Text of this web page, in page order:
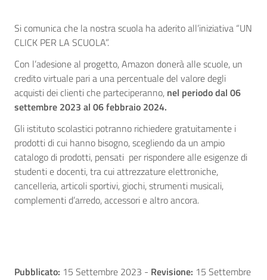
Si comunica che la nostra scuola ha aderito all’iniziativa “UN
CLICK PER LA SCUOLA”.
Con l’adesione al progetto, Amazon donerà alle scuole, un
credito virtuale pari a una percentuale del valore degli
acquisti dei clienti che parteciperanno, nel periodo dal 06
settembre 2023 al 06 febbraio 2024.
Gli istituto scolastici potranno richiedere gratuitamente i
prodotti di cui hanno bisogno, scegliendo da un ampio
catalogo di prodotti, pensati per rispondere alle esigenze di
studenti e docenti, tra cui attrezzature elettroniche,
cancelleria, articoli sportivi, giochi, strumenti musicali,
complementi d’arredo, accessori e altro ancora.
Pubblicato: 15 Settembre 2023 - Revisione: 15 Settembre